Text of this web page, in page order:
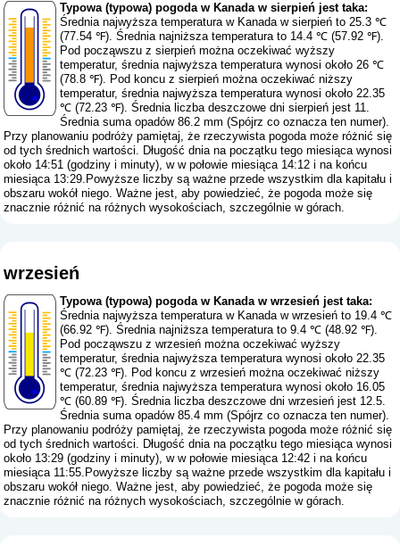
Typowa (typowa) pogoda w Kanada w sierpień jest taka:
Średnia najwyższa temperatura w Kanada w sierpień to 25.3 ℃
(77.54 ℉). Średnia najniższa temperatura to 14.4 ℃ (57.92 ℉).
Pod począwszu z sierpień można oczekiwać wyższy
temperatur, średnia najwyższa temperatura wynosi około 26 ℃
(78.8 ℉). Pod koncu z sierpień można oczekiwać niższy
temperatur, średnia najwyższa temperatura wynosi około 22.35
℃ (72.23 ℉). Średnia liczba deszczowe dni sierpień jest 11.
Średnia suma opadów 86.2 mm (Spójrz co oznacza ten numer).
Przy planowaniu podróży pamiętaj, że rzeczywista pogoda może różnić się
od tych średnich wartości. Długość dnia na początku tego miesiąca wynosi
około 14:51 (godziny i minuty), w w połowie miesiąca 14:12 i na końcu
miesiąca 13:29.Powyższe liczby są ważne przede wszystkim dla kapitału i
obszaru wokół niego. Ważne jest, aby powiedzieć, że pogoda może się
znacznie różnić na różnych wysokościach, szczególnie w górach.
wrzesień
Typowa (typowa) pogoda w Kanada w wrzesień jest taka:
Średnia najwyższa temperatura w Kanada w wrzesień to 19.4 ℃
(66.92 ℉). Średnia najniższa temperatura to 9.4 ℃ (48.92 ℉).
Pod począwszu z wrzesień można oczekiwać wyższy
temperatur, średnia najwyższa temperatura wynosi około 22.35
℃ (72.23 ℉). Pod koncu z wrzesień można oczekiwać niższy
temperatur, średnia najwyższa temperatura wynosi około 16.05
℃ (60.89 ℉). Średnia liczba deszczowe dni wrzesień jest 12.5.
Średnia suma opadów 85.4 mm (Spójrz co oznacza ten numer).
Przy planowaniu podróży pamiętaj, że rzeczywista pogoda może różnić się
od tych średnich wartości. Długość dnia na początku tego miesiąca wynosi
około 13:29 (godziny i minuty), w w połowie miesiąca 12:42 i na końcu
miesiąca 11:55.Powyższe liczby są ważne przede wszystkim dla kapitału i
obszaru wokół niego. Ważne jest, aby powiedzieć, że pogoda może się
znacznie różnić na różnych wysokościach, szczególnie w górach.